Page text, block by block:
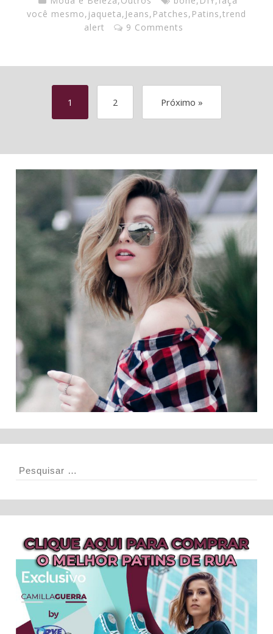
você mesmo, jaqueta, Jeans, Patches, Patins,trend
alert
9 Comments
1 2 Próximo »